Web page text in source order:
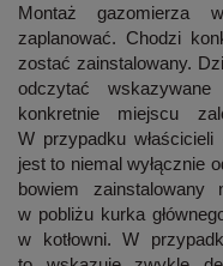
Montaż gazomierza
zaplanować. Chodzi
zostać zainstalowany.
odczytać
konkretnie miejscu
W przypadku
jest to niemal wyłącznie
bowiem
w pobliżu kurka
w kotłowni. W